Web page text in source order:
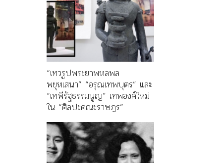
“เทวรูปพระยาพหลพล
พยุหเสนา” “อรุณเทพบุตร” และ
“เทพีรัฐธรรมนูญ” เทพองค์ใหม่
ใน “ศิลปะคณะราษฎร”